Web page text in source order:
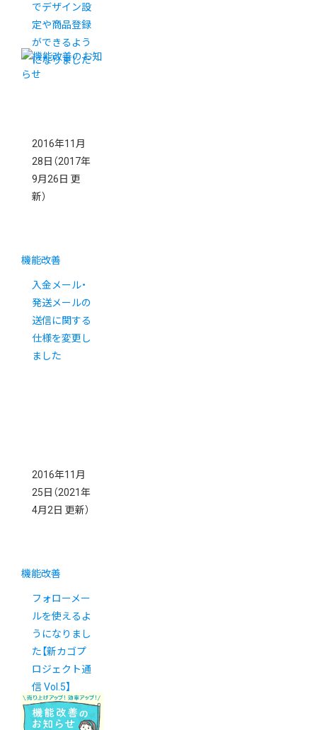
でデザイン設
定や商品登録
ができるよう
になりました
2016年11月
28日 （2017年
9月26日 更
新）
機能改善
入金メール・
発送メールの
送信に関する
仕様を変更し
ました
2016年11月
25日 （2021年
4月2日 更新）
機能改善
フォローメー
ルを使えるよ
うになりまし
た【新カゴプ
ロジェクト通
信 Vol.5】